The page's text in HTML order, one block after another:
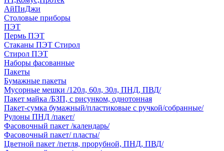
АйПиДжи
Столовые приборы
ПЭТ
Пермь ПЭТ
Стаканы ПЭТ Стирол
Стирол ПЭТ
Наборы фасованные
Пакеты
Бумажные пакеты
Мусорные мешки /120л, 60л, 30л, ПНД, ПВД/
Пакет майка /БЗП, с рисунком, однотонная
Пакет-сумка бумажный/пластиковые с ручкой/собранные/
Рулоны ПНД /пакет/
Фасовочный пакет /календарь/
Фасовочный пакет/ пласты/
Цветной пакет /петля, прорубной, ПНД, ПВД/